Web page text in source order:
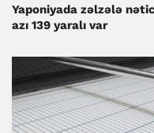
Yaponiyada zəlzələ
azı 139 yaralı var